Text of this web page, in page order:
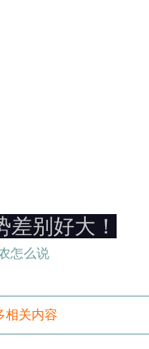
别好大！
怎么说
相关内容